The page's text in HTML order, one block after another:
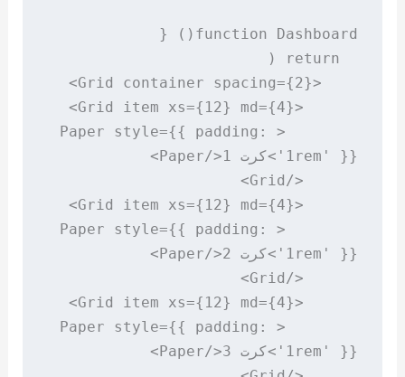
    <Grid container spacing={2}>
      <Grid item xs={12} md={4}>
        <Paper style={{ padding:
'1rem' }}>كرت 1</Paper>
      </Grid>
      <Grid item xs={12} md={4}>
        <Paper style={{ padding:
'1rem' }}>كرت 2</Paper>
      </Grid>
      <Grid item xs={12} md={4}>
        <Paper style={{ padding:
'1rem' }}>كرت 3</Paper>